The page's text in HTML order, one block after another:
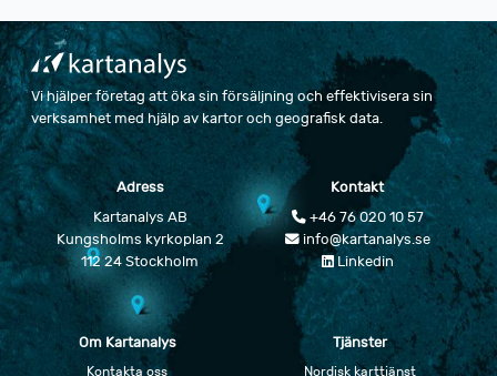
Vi hjälper företag att öka sin försäljning och effektivisera sin
verksamhet med hjälp av kartor och geografisk data.
Adress
Kartanalys AB
Kungsholms kyrkoplan 2
112 24 Stockholm
Kontakt
+46 76 020 10 57
info@kartanalys.se
Linkedin
Om Kartanalys
Kontakta oss
Tjänster
Nordisk karttjänst